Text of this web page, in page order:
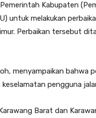
Kabupaten
untuk melakukan
Perbaikan tersebut
menyampaikan bahwa
pengguna
Barat dan